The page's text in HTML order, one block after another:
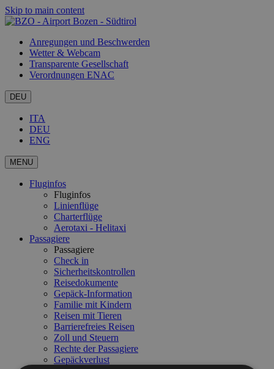
Skip to main content
Anregungen und Beschwerden
Wetter & Webcam
Transparente Gesellschaft
Verordnungen ENAC
DEU
ITA
DEU
ENG
MENU
Fluginfos
Fluginfos
Linienflüge
Charterflüge
Aerotaxi - Helitaxi
Passagiere
Passagiere
Check in
Sicherheitskontrollen
Reisedokumente
Gepäck-Information
Familie mit Kindern
Reisen mit Tieren
Barrierefreies Reisen
Zoll und Steuern
Rechte der Passagiere
Gepäckverlust